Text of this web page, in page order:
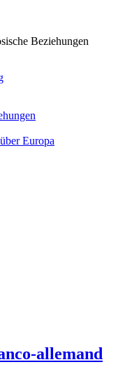
Beziehungen
Europa
allemand